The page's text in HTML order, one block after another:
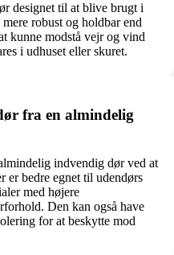
designet til at blive brugt i
robust og holdbar end
kunne modstå vejr og vind
i udhuset eller skuret.
fra en almindelig
indvendig dør ved at
er bedre egnet til udendørs
med højere
Den kan også have
for at beskytte mod